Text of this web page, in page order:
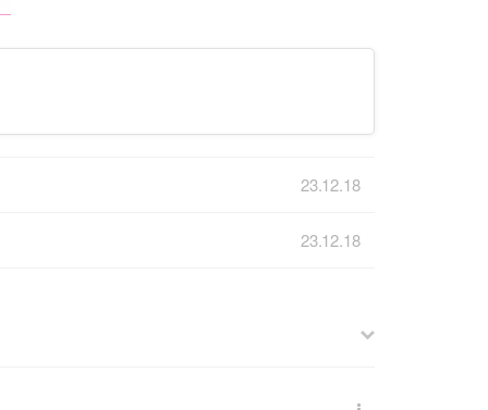
23.12.18
23.12.18